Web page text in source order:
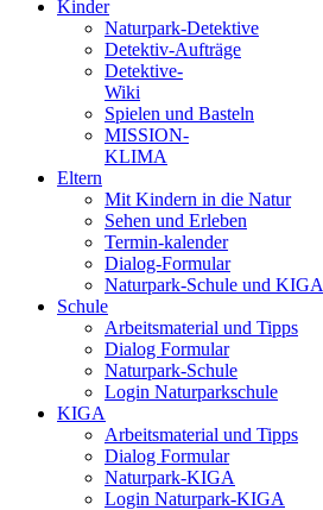
Kinder
Naturpark-Detektive
Detektiv-Aufträge
Detektive-
Wiki
Spielen und Basteln
MISSION-
KLIMA
Eltern
Mit Kindern in die Natur
Sehen und Erleben
Termin-kalender
Dialog-Formular
Naturpark-Schule und KIGA
Schule
Arbeitsmaterial und Tipps
Dialog Formular
Naturpark-Schule
Login Naturparkschule
KIGA
Arbeitsmaterial und Tipps
Dialog Formular
Naturpark-KIGA
Login Naturpark-KIGA